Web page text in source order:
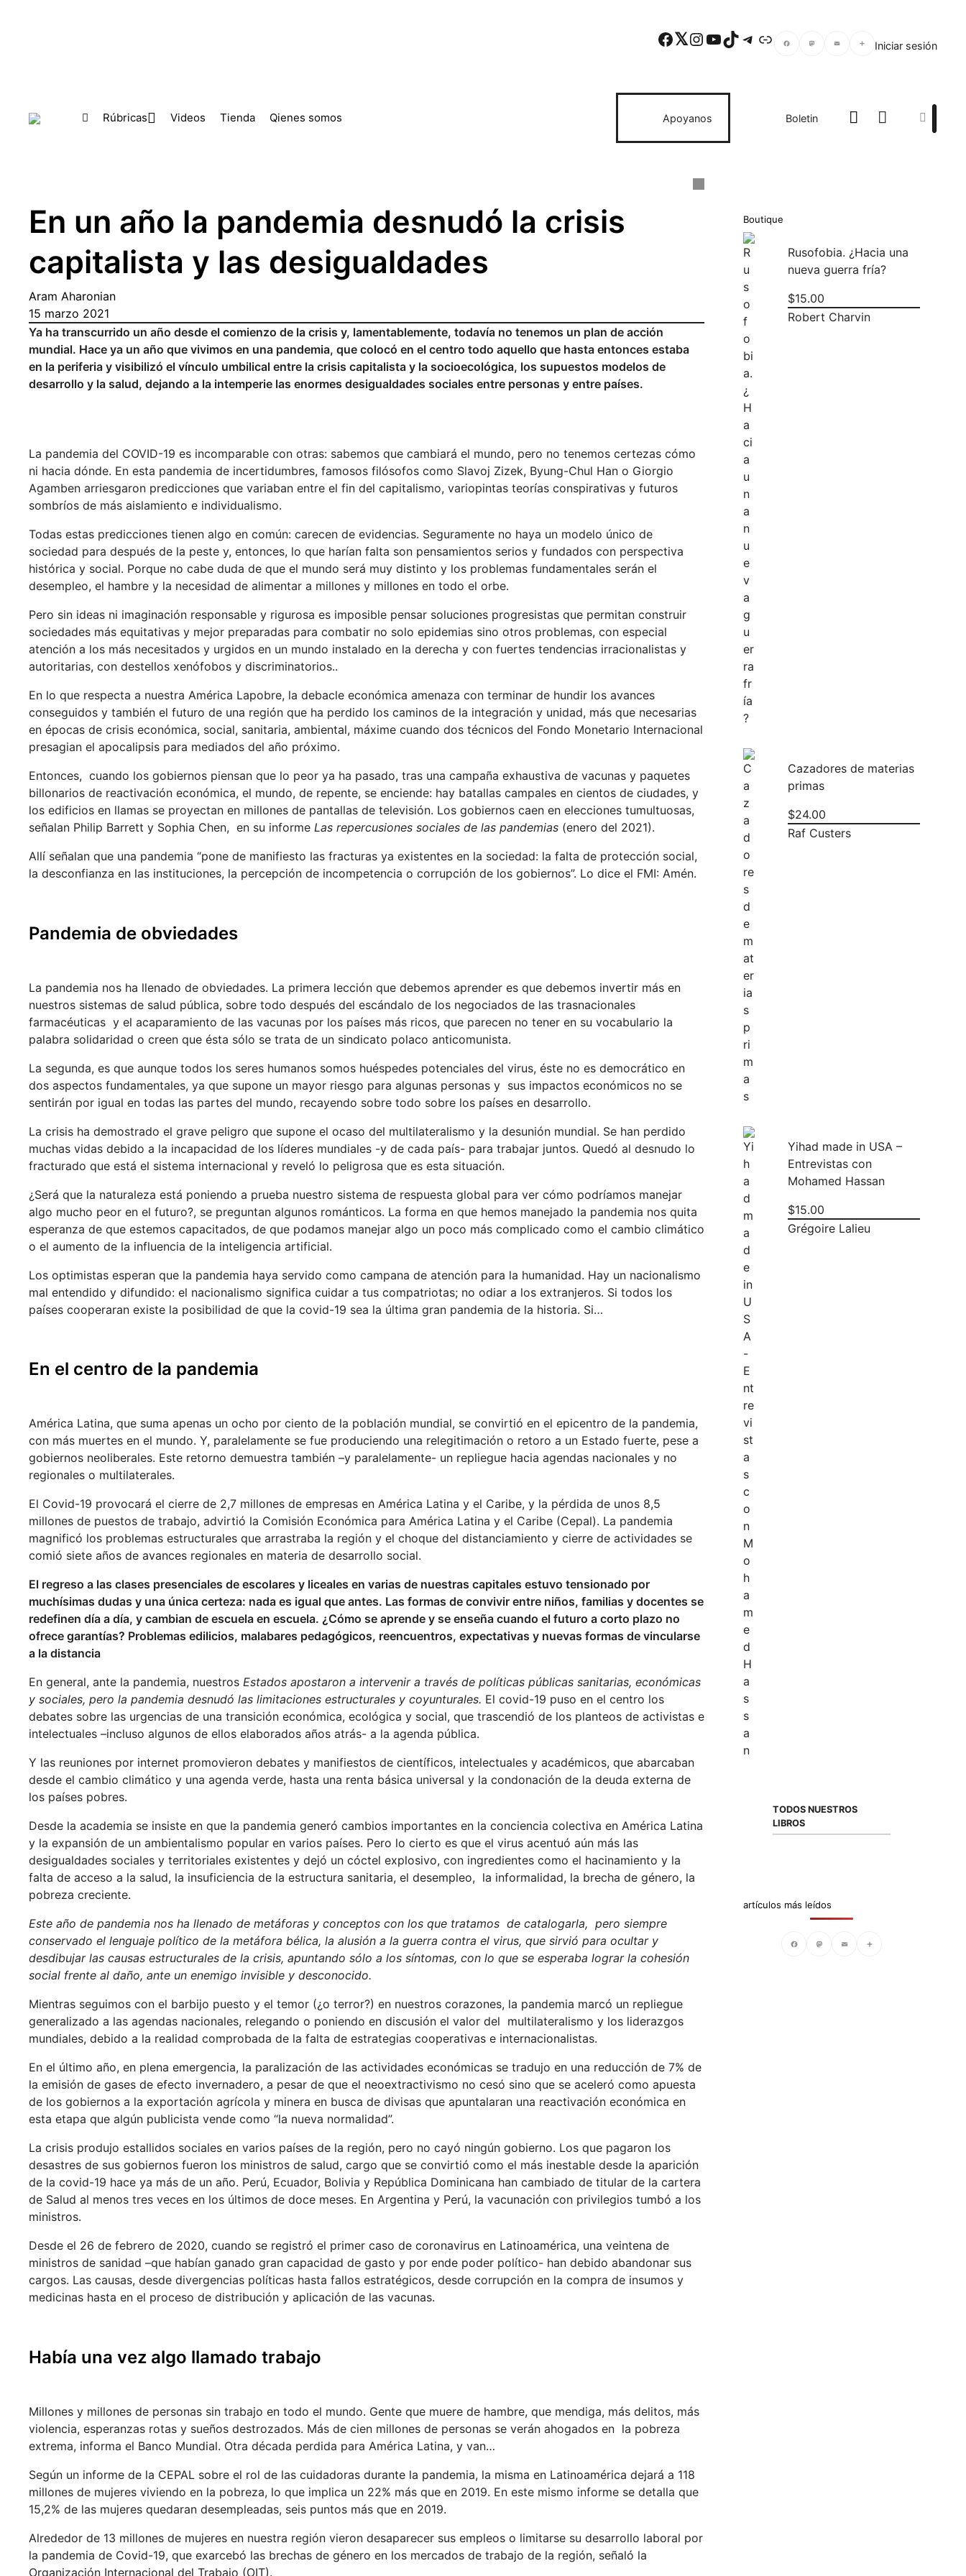
Facebook Twitter Instagram YouTube TikTok Telegram Enlace Iniciar sesión
Rúbricas Videos Tienda Qienes somos Apoyanos Boletin
En un año la pandemia desnudó la crisis
capitalista y las desigualdades
Aram Aharonian
15 marzo 2021
Ya ha transcurrido un año desde el comienzo de la crisis y, lamentablemente, todavía no tenemos un plan de acción
mundial. Hace ya un año que vivimos en una pandemia, que colocó en el centro todo aquello que hasta entonces estaba
en la periferia y visibilizó el vínculo umbilical entre la crisis capitalista y la socioecológica, los supuestos modelos de
desarrollo y la salud, dejando a la intemperie las enormes desigualdades sociales entre personas y entre países.
La pandemia del COVID-19 es incomparable con otras: sabemos que cambiará el mundo, pero no tenemos certezas cómo
ni hacia dónde. En esta pandemia de incertidumbres, famosos filósofos como Slavoj Zizek, Byung-Chul Han o Giorgio
Agamben arriesgaron predicciones que variaban entre el fin del capitalismo, variopintas teorías conspirativas y futuros
sombríos de más aislamiento e individualismo.
Todas estas predicciones tienen algo en común: carecen de evidencias. Seguramente no haya un modelo único de
sociedad para después de la peste y, entonces, lo que harían falta son pensamientos serios y fundados con perspectiva
histórica y social. Porque no cabe duda de que el mundo será muy distinto y los problemas fundamentales serán el
desempleo, el hambre y la necesidad de alimentar a millones y millones en todo el orbe.
Pero sin ideas ni imaginación responsable y rigurosa es imposible pensar soluciones progresistas que permitan construir
sociedades más equitativas y mejor preparadas para combatir no solo epidemias sino otros problemas, con especial
atención a los más necesitados y urgidos en un mundo instalado en la derecha y con fuertes tendencias irracionalistas y
autoritarias, con destellos xenófobos y discriminatorios..
En lo que respecta a nuestra América Lapobre, la debacle económica amenaza con terminar de hundir los avances
conseguidos y también el futuro de una región que ha perdido los caminos de la integración y unidad, más que necesarias
en épocas de crisis económica, social, sanitaria, ambiental, máxime cuando dos técnicos del Fondo Monetario Internacional
presagian el apocalipsis para mediados del año próximo.
Entonces, cuando los gobiernos piensan que lo peor ya ha pasado, tras una campaña exhaustiva de vacunas y paquetes
billonarios de reactivación económica, el mundo, de repente, se enciende: hay batallas campales en cientos de ciudades, y
los edificios en llamas se proyectan en millones de pantallas de televisión. Los gobiernos caen en elecciones tumultuosas,
señalan Philip Barrett y Sophia Chen, en su informe Las repercusiones sociales de las pandemias (enero del 2021).
Allí señalan que una pandemia “pone de manifiesto las fracturas ya existentes en la sociedad: la falta de protección social,
la desconfianza en las instituciones, la percepción de incompetencia o corrupción de los gobiernos”. Lo dice el FMI: Amén.
Pandemia de obviedades
La pandemia nos ha llenado de obviedades. La primera lección que debemos aprender es que debemos invertir más en
nuestros sistemas de salud pública, sobre todo después del escándalo de los negociados de las trasnacionales
farmacéuticas y el acaparamiento de las vacunas por los países más ricos, que parecen no tener en su vocabulario la
palabra solidaridad o creen que ésta sólo se trata de un sindicato polaco anticomunista.
La segunda, es que aunque todos los seres humanos somos huéspedes potenciales del virus, éste no es democrático en
dos aspectos fundamentales, ya que supone un mayor riesgo para algunas personas y sus impactos económicos no se
sentirán por igual en todas las partes del mundo, recayendo sobre todo sobre los países en desarrollo.
La crisis ha demostrado el grave peligro que supone el ocaso del multilateralismo y la desunión mundial. Se han perdido
muchas vidas debido a la incapacidad de los líderes mundiales -y de cada país- para trabajar juntos. Quedó al desnudo lo
fracturado que está el sistema internacional y reveló lo peligrosa que es esta situación.
¿Será que la naturaleza está poniendo a prueba nuestro sistema de respuesta global para ver cómo podríamos manejar
algo mucho peor en el futuro?, se preguntan algunos románticos. La forma en que hemos manejado la pandemia nos quita
esperanza de que estemos capacitados, de que podamos manejar algo un poco más complicado como el cambio climático
o el aumento de la influencia de la inteligencia artificial.
Los optimistas esperan que la pandemia haya servido como campana de atención para la humanidad. Hay un nacionalismo
mal entendido y difundido: el nacionalismo significa cuidar a tus compatriotas; no odiar a los extranjeros. Si todos los
países cooperaran existe la posibilidad de que la covid-19 sea la última gran pandemia de la historia. Si…
En el centro de la pandemia
América Latina, que suma apenas un ocho por ciento de la población mundial, se convirtió en el epicentro de la pandemia,
con más muertes en el mundo. Y, paralelamente se fue produciendo una relegitimación o retoro a un Estado fuerte, pese a
gobiernos neoliberales. Este retorno demuestra también –y paralelamente- un repliegue hacia agendas nacionales y no
regionales o multilaterales.
El Covid-19 provocará el cierre de 2,7 millones de empresas en América Latina y el Caribe, y la pérdida de unos 8,5
millones de puestos de trabajo, advirtió la Comisión Económica para América Latina y el Caribe (Cepal). La pandemia
magnificó los problemas estructurales que arrastraba la región y el choque del distanciamiento y cierre de actividades se
comió siete años de avances regionales en materia de desarrollo social.
El regreso a las clases presenciales de escolares y liceales en varias de nuestras capitales estuvo tensionado por
muchísimas dudas y una única certeza: nada es igual que antes. Las formas de convivir entre niños, familias y docentes se
redefinen día a día, y cambian de escuela en escuela. ¿Cómo se aprende y se enseña cuando el futuro a corto plazo no
ofrece garantías? Problemas edilicios, malabares pedagógicos, reencuentros, expectativas y nuevas formas de vincularse
a la distancia
En general, ante la pandemia, nuestrosEstados apostaron a intervenir a través de políticas públicas sanitarias, económicas
y sociales, pero la pandemia desnudó las limitaciones estructurales y coyunturales. El covid-19 puso en el centro los
debates sobre las urgencias de una transición económica, ecológica y social, que trascendió de los planteos de activistas e
intelectuales –incluso algunos de ellos elaborados años atrás- a la agenda pública.
Y las reuniones por internet promovieron debates y manifiestos de científicos, intelectuales y académicos, que abarcaban
desde el cambio climático y una agenda verde, hasta una renta básica universal y la condonación de la deuda externa de
los países pobres.
Desde la academia se insiste en que la pandemia generó cambios importantes en la conciencia colectiva en América Latina
y la expansión de un ambientalismo popular en varios países. Pero lo cierto es que el virus acentuó aún más las
desigualdades sociales y territoriales existentes y dejó un cóctel explosivo, con ingredientes como el hacinamiento y la
falta de acceso a la salud, la insuficiencia de la estructura sanitaria, el desempleo, la informalidad, la brecha de género, la
pobreza creciente.
Este año de pandemia nos ha llenado de metáforas y conceptos con los que tratamos de catalogarla, pero siempre
conservado el lenguaje político de la metáfora bélica, la alusión a la guerra contra el virus, que sirvió para ocultar y
desdibujar las causas estructurales de la crisis, apuntando sólo a los síntomas, con lo que se esperaba lograr la cohesión
social frente al daño, ante un enemigo invisible y desconocido.
Mientras seguimos con el barbijo puesto y el temor (¿o terror?) en nuestros corazones, la pandemia marcó un repliegue
generalizado a las agendas nacionales, relegando o poniendo en discusión el valor del multilateralismo y los liderazgos
mundiales, debido a la realidad comprobada de la falta de estrategias cooperativas e internacionalistas.
En el último año, en plena emergencia, la paralización de las actividades económicas se tradujo en una reducción de 7% de
la emisión de gases de efecto invernadero, a pesar de que el neoextractivismo no cesó sino que se aceleró como apuesta
de los gobiernos a la exportación agrícola y minera en busca de divisas que apuntalaran una reactivación económica en
esta etapa que algún publicista vende como “la nueva normalidad”.
La crisis produjo estallidos sociales en varios países de la región, pero no cayó ningún gobierno. Los que pagaron los
desastres de sus gobiernos fueron los ministros de salud, cargo que se convirtió como el más inestable desde la aparición
de la covid-19 hace ya más de un año. Perú, Ecuador, Bolivia y República Dominicana han cambiado de titular de la cartera
de Salud al menos tres veces en los últimos de doce meses. En Argentina y Perú, la vacunación con privilegios tumbó a los
ministros.
Desde el 26 de febrero de 2020, cuando se registró el primer caso de coronavirus en Latinoamérica, una veintena de
ministros de sanidad –que habían ganado gran capacidad de gasto y por ende poder político- han debido abandonar sus
cargos. Las causas, desde divergencias políticas hasta fallos estratégicos, desde corrupción en la compra de insumos y
medicinas hasta en el proceso de distribución y aplicación de las vacunas.
Había una vez algo llamado trabajo
Millones y millones de personas sin trabajo en todo el mundo. Gente que muere de hambre, que mendiga, más delitos, más
violencia, esperanzas rotas y sueños destrozados. Más de cien millones de personas se verán ahogados en la pobreza
extrema, informa el Banco Mundial. Otra década perdida para América Latina, y van…
Según un informe de la CEPAL sobre el rol de las cuidadoras durante la pandemia, la misma en Latinoamérica dejará a 118
millones de mujeres viviendo en la pobreza, lo que implica un 22% más que en 2019. En este mismo informe se detalla que
15,2% de las mujeres quedaran desempleadas, seis puntos más que en 2019.
Alrededor de 13 millones de mujeres en nuestra región vieron desaparecer sus empleos o limitarse su desarrollo laboral por
la pandemia de Covid-19, que exarcebó las brechas de género en los mercados de trabajo de la región, señaló la
Organización Internacional del Trabajo (OIT).
Boutique
Rusofobia. ¿Hacia una
nueva guerra fría?
$15.00
Robert Charvin
Cazadores de materias
primas
$24.00
Raf Custers
Yihad made in USA –
Entrevistas con
Mohamed Hassan
$15.00
Grégoire Lalieu
TODOS NUESTROS
LIBROS
artículos más leídos